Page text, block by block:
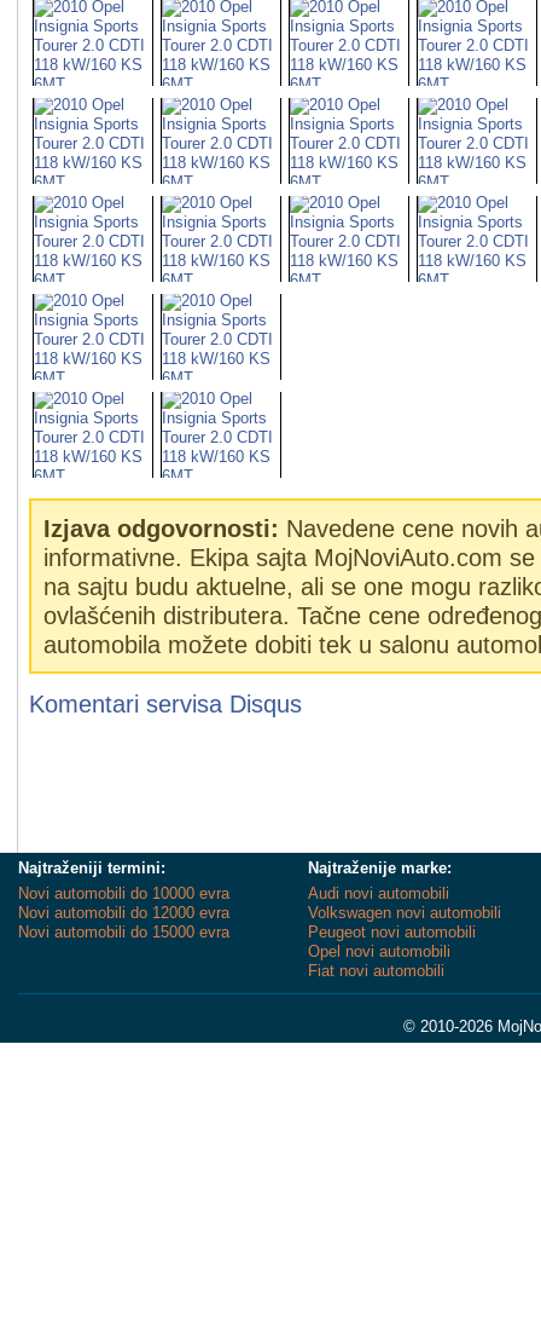
Izjava odgovornosti: Navedene cene novih
informativne. Ekipa sajta MojNoviAuto.com
na sajtu budu aktuelne, ali se one mogu
ovlašćenih distributera. Tačne cene
automobila možete dobiti tek u salonu
Komentari servisa Disqus
Najtraženiji termini:
Novi automobili do 10000 evra
Novi automobili do 12000 evra
Novi automobili do 15000 evra
Najtraženije marke:
Audi novi automobili
Volkswagen novi automobili
Peugeot novi automobili
Opel novi automobili
Fiat novi automobili
© 2010-2026